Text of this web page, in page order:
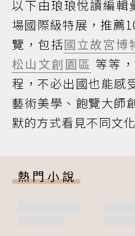
以下由琅琅悅讀編輯
場國際級特展，推薦
覽，包括國立故宮博
松山文創園區 等等
程，不必出國也能感
藝術美學、飽覽大師
默的方式看見不同文
熱門小說